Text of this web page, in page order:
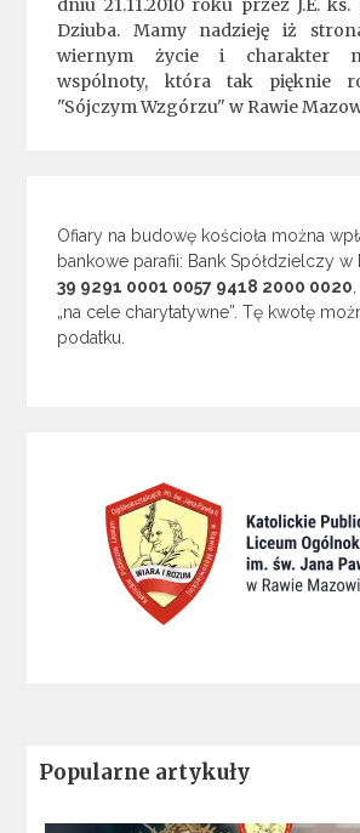
Dziuba. Mamy nadzieję iż
wiernym życie i charakter
wspólnoty, która tak pięknie
"Sójczym Wzgórzu" w Rawie
Ofiary na budowę kościoła można
bankowe parafii: Bank Spółdzielczy w
39 9291 0001 0057 9418 2000 0020
„na cele charytatywne”. Tę kwotę
podatku.
Popularne artykuły